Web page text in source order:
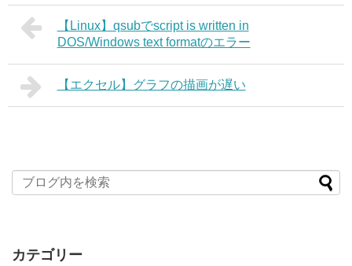
【Linux】qsubでscript is written in
DOS/Windows text formatのエラー
【エクセル】グラフの描画が遅い
カテゴリー